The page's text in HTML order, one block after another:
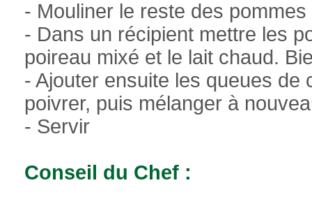
- Mouliner le reste des
- Dans un récipient mettre les
poireau mixé et le lait chaud.
- Ajouter ensuite les queues
poivrer, puis mélanger à
- Servir
Conseil du Chef :